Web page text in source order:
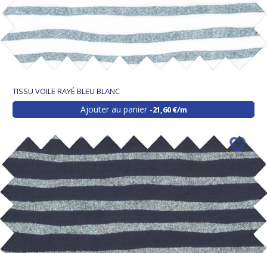
TISSU VOILE RAYÉ BLEU BLANC
Ajouter au panier 21,60 €/m